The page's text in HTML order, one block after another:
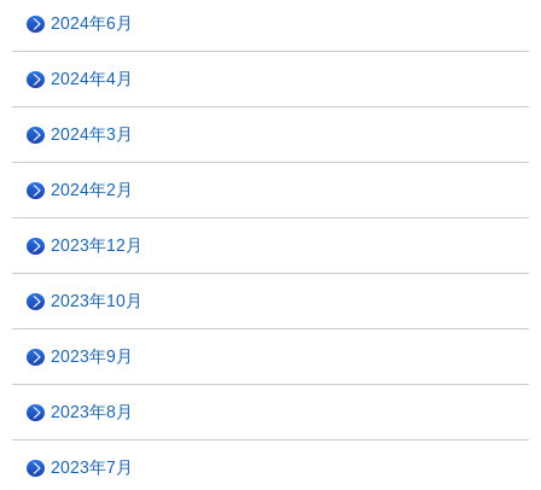
2024年6月
2024年4月
2024年3月
2024年2月
2023年12月
2023年10月
2023年9月
2023年8月
2023年7月